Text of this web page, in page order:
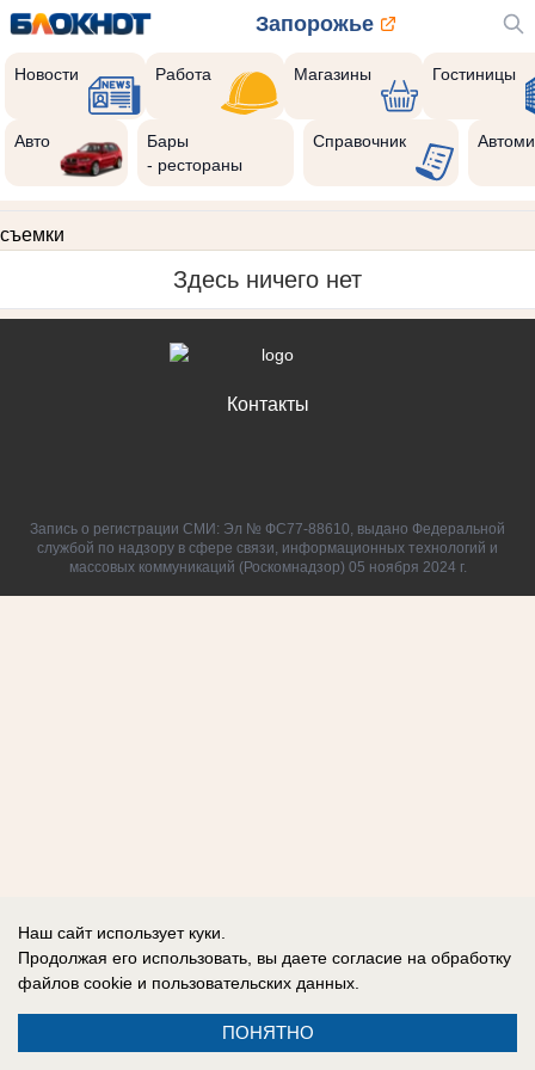
Запорожье
Новости Работа Магазины Гостиницы
Авто
Бары
- рестораны
Справочник
съемки
Здесь ничего нет
Контакты
Запись о регистрации СМИ: Эл № ФС77-88610, выдано Федеральной
службой по надзору в сфере связи, информационных технологий и
массовых коммуникаций (Роскомнадзор) 05 ноября 2024 г.
Наш сайт использует куки.
Продолжая его использовать, вы даете согласие на обработку
файлов cookie и пользовательских данных.
ПОНЯТНО